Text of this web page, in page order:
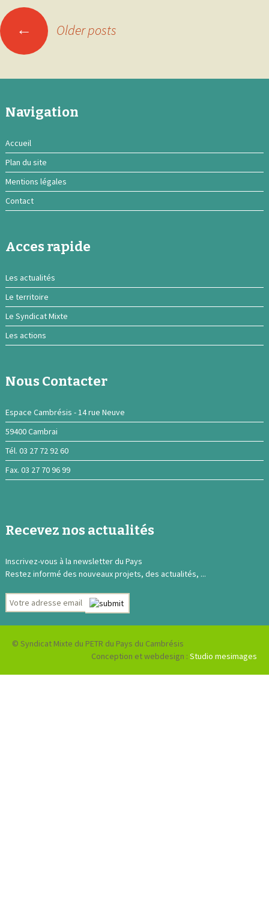
Posts
navigation
← Older posts
Navigation
Accueil
Plan du site
Mentions légales
Contact
Acces rapide
Les actualités
Le territoire
Le Syndicat Mixte
Les actions
Nous Contacter
Espace Cambrésis - 14 rue Neuve
59400 Cambrai
Tél. 03 27 72 92 60
Fax. 03 27 70 96 99
Recevez nos actualités
Inscrivez-vous à la newsletter du Pays
Restez informé des nouveaux projets, des actualités, ...
© Syndicat Mixte du PETR du Pays du Cambrésis
Conception et webdesign : Studio mesimages